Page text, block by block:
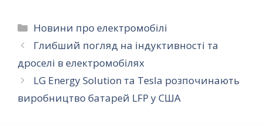
Категорії
Новини про електромобілі
Глибший погляд на індуктивності та
дроселі в електромобілях
LG Energy Solution та Tesla розпочинають
виробництво батарей LFP у США